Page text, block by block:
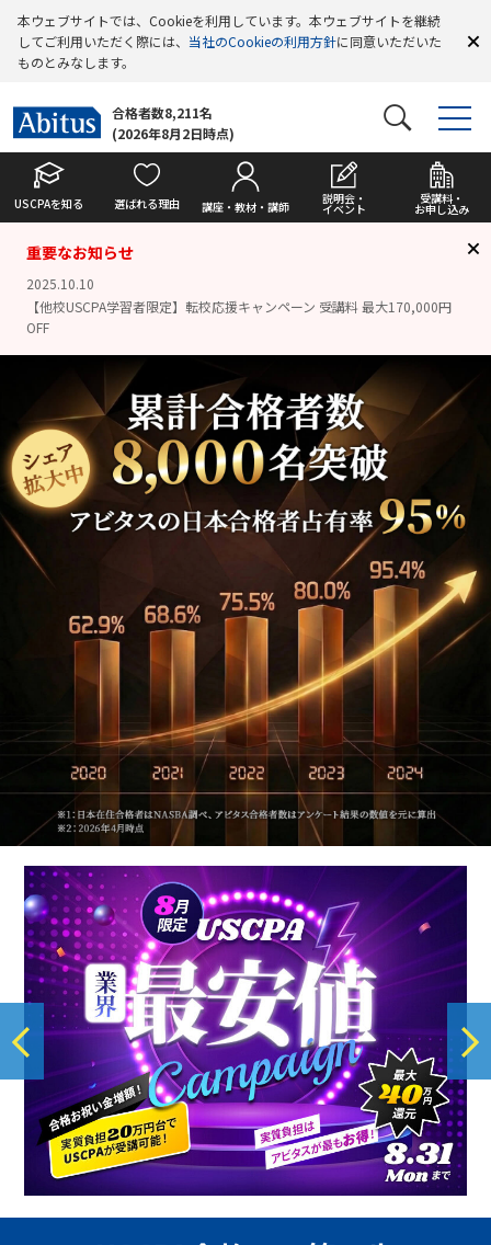
本ウェブサイトでは、Cookieを利用しています。本ウェブサイトを継続
してご利用いただく際には、 当社のCookieの利用方針に同意いただいた
ものとみなします。
合格者数8,211名
(2026年8月2日時点)
USCPAを知る 選ばれる理由 講座・教材・講師
説明会・
イベント
受講料・
お申し込み
重要なお知らせ
2025.10.10
【他校USCPA学習者限定】転校応援キャンペーン 受講料 最大170,000円
OFF